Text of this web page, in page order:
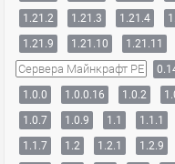
1.21.2
1.21.3 1.21.4
1.21.9
1.21.10 1.21.11
Сервера Майнкрафт PE
1.0.0
1.0.0.16 1.0.2
1.0.7
1.0.9 1.1 1.1.1
1.1.7
1.2 1.2.1 1.2.9